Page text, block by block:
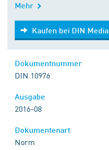
Mehr
Kaufen bei DIN Media
Kaufen bei DIN Media
DIN 10976
2016-08
Norm